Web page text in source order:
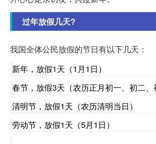
过年放假几天?
我国全体公民放假的节日有以下几天：
新年，放假1天（1月1日）
春节，放假3天（农历正月初一、初二、
清明节，放假1天（农历清明当日）
劳动节，放假1天（5月1日）